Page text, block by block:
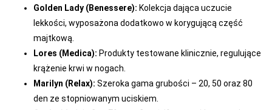
Golden Lady (Benessere): Kolekcja dająca uczucie
lekkości, wyposażona dodatkowo w korygującą część
majtkową.
Lores (Medica): Produkty testowane klinicznie, regulujące
krążenie krwi w nogach.
Marilyn (Relax): Szeroka gama grubości – 20, 50 oraz 80
den ze stopniowanym uciskiem.